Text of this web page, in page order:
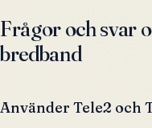
Frågor och svar
bredband
Använder Tele2 och